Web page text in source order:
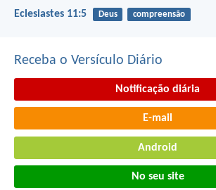
Eclesiastes 11:5 Deus compreensão
Receba o Versículo Diário
Notificação diária
E-mail
Android
No seu site